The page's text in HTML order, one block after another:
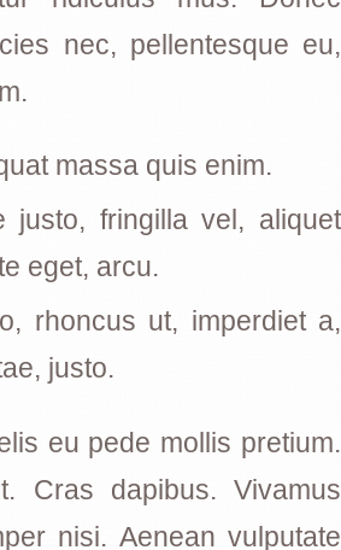
nec, pellentesque eu,
massa quis enim.
justo, fringilla vel, aliquet
eget, arcu.
rhoncus ut, imperdiet a,
justo.
eu pede mollis pretium.
Cras dapibus. Vivamus
nisi. Aenean vulputate